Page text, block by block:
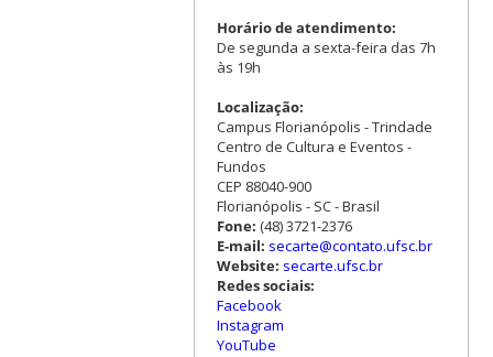
Horário de atendimento:
De segunda a sexta-feira das 7h
às 19h
Localização:
Campus Florianópolis - Trindade
Centro de Cultura e Eventos -
Fundos
CEP 88040-900
Florianópolis - SC - Brasil
Fone: (48) 3721-2376
E-mail: secarte@contato.ufsc.br
Website: secarte.ufsc.br
Redes sociais:
Facebook
Instagram
YouTube